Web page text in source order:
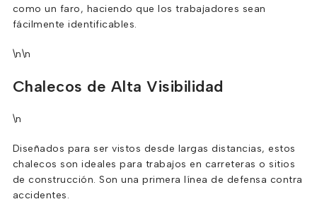
como un faro, haciendo que los trabajadores sean
fácilmente identificables.
\n\n
Chalecos de Alta Visibilidad
\n
Diseñados para ser vistos desde largas distancias, estos
chalecos son ideales para trabajos en carreteras o sitios
de construcción. Son una primera línea de defensa contra
accidentes.